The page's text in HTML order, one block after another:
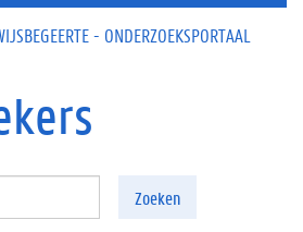
- ONDERZOEKSPORTAAL
Zoeken